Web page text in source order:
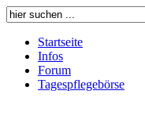
Startseite
Infos
Forum
Tagespflegebörse